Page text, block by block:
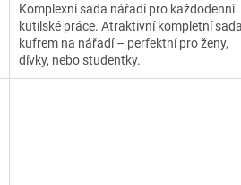
Komplexní sada nářadí pro každodenní
kutilské práce. Atraktivní kompletní
kufrem na nářadí – perfektní pro ženy,
dívky, nebo studentky.